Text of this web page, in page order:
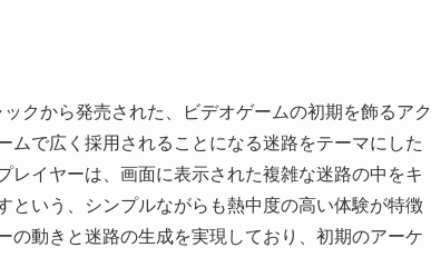
クから発売された、ビデオゲームの初期を飾るアク
ムで広く採用されることになる迷路をテーマにした
イヤーは、画面に表示された複雑な迷路の中をキ
という、シンプルながらも熱中度の高い体験が特徴
の動きと迷路の生成を実現しており、初期のアーケ